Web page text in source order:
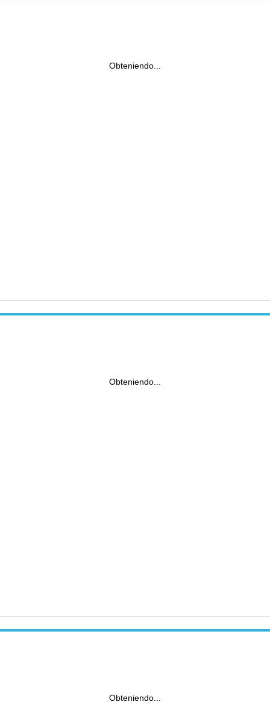
Obteniendo...
Obteniendo...
Obteniendo...